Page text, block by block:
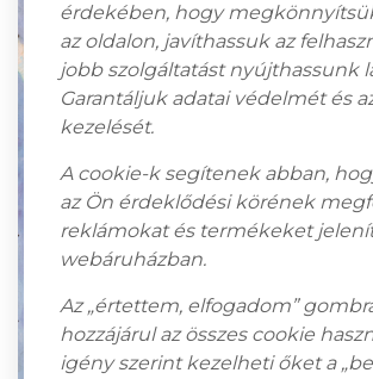
érdekében, hogy
az oldalon, javíthassuk az
jobb szolgáltatást nyújthassunk
Garantáljuk adatai védelmét és
kezelését.
A cookie-k segítenek abban,
az Ön érdeklődési körének
reklámokat és termékeket
webáruházban.
Az „értettem, elfogadom”
hozzájárul az összes cookie
igény szerint kezelheti őket a